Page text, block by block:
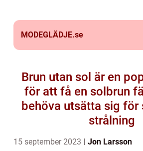
MODEGLÄDJE.se
Brun utan sol är en
för att få en solbrun
behöva utsätta sig för
strålning
15 september 2023 Jon Larsson